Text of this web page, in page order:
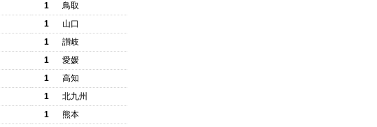
1
鳥取
1
山口
1
讃岐
1
愛媛
1
高知
1
北九州
1
熊本